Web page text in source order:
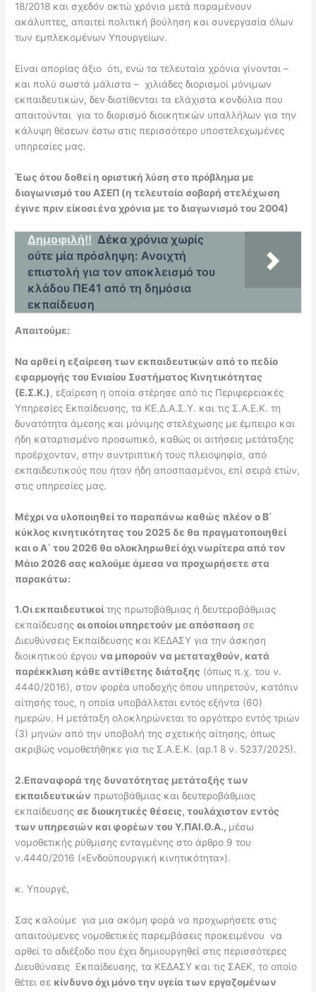
18/2018 και σχεδόν οκτώ χρόνια μετά παραμένουν
ακάλυπτες, απαιτεί πολιτική βούληση και συνεργασία όλων
των εμπλεκομένων Υπουργείων.
Είναι απορίας άξιο ότι, ενώ τα τελευταία χρόνια γίνονται –
και πολύ σωστά μάλιστα – χιλιάδες διορισμοί μόνιμων
εκπαιδευτικών, δεν διατίθενται τα ελάχιστα κονδύλια που
απαιτούνται για το διορισμό διοικητικών υπαλλήλων για την
κάλυψη θέσεων έστω στις περισσότερο υποστελεχωμένες
υπηρεσίες μας.
Έως ότου δοθεί η οριστική λύση στο πρόβλημα με
διαγωνισμό του ΑΣΕΠ (η τελευταία σοβαρή στελέχωση
έγινε πριν είκοσι ένα χρόνια με το διαγωνισμό του 2004)
Δημοφιλή!! Δέκα χρόνια χωρίς
ούτε μία πρόσληψη: Ανοιχτή
επιστολή για τον αποκλεισμό του
κλάδου ΠΕ41 από τη δημόσια
εκπαίδευση
Απαιτούμε:
Να αρθεί η εξαίρεση των εκπαιδευτικών από το πεδίο
εφαρμογής του Ενιαίου Συστήματος Κινητικότητας
(Ε.Σ.Κ.), εξαίρεση η οποία στέρησε από τις Περιφερειακές
Υπηρεσίες Εκπαίδευσης, τα ΚΕ.Δ.Α.Σ.Υ. και τις Σ.Α.Ε.Κ. τη
δυνατότητα άμεσης και μόνιμης στελέχωσης με έμπειρο και
ήδη καταρτισμένο προσωπικό, καθώς οι αιτήσεις μετάταξης
προέρχονταν, στην συντριπτική τους πλειοψηφία, από
εκπαιδευτικούς που ήταν ήδη αποσπασμένοι, επί σειρά ετών,
στις υπηρεσίες μας.
Μέχρι να υλοποιηθεί το παραπάνω καθώς πλέον ο Β΄
κύκλος κινητικότητας του 2025 δε θα πραγματοποιηθεί
και ο Α΄ του 2026 θα ολοκληρωθεί όχι νωρίτερα από τον
Μάιο 2026 σας καλούμε άμεσα να προχωρήσετε στα
παρακάτω:
1.Οι εκπαιδευτικοίτης πρωτοβάθμιας ή δευτεροβάθμιας
εκπαίδευσηςοι οποίοι υπηρετούν με απόσπασησε
Διευθύνσεις Εκπαίδευσης και ΚΕΔΑΣΥ για την άσκηση
διοικητικού έργουνα μπορούν να μεταταχθούν, κατά
παρέκκλιση κάθε αντίθετης διάταξης (όπως π.χ. του ν.
4440/2016), στον φορέα υποδοχής όπου υπηρετούν, κατόπιν
αίτησής τους, η οποία υποβάλλεται εντός εξήντα (60)
ημερών. Η μετάταξη ολοκληρώνεται το αργότερο εντός τριών
(3) μηνών από την υποβολή της σχετικής αίτησης, όπως
ακριβώς νομοθετήθηκε για τις Σ.Α.Ε.Κ. (αρ.1 8 ν. 5237/2025).
2.Επαναφορά της δυνατότητας μετάταξής των
εκπαιδευτικών πρωτοβάθμιας και δευτεροβάθμιας
εκπαίδευσης σε διοικητικές θέσεις, τουλάχιστον εντός
των υπηρεσιών και φορέων του Υ.ΠΑΙ.Θ.Α., μέσω
νομοθετικής ρύθμισης ενταγμένης στο άρθρο 9 του
ν.4440/2016 («Ενδοϋπουργική κινητικότητα»).
κ. Υπουργέ,
Σας καλούμε για μια ακόμη φορά να προχωρήσετε στις
απαιτούμενες νομοθετικές παρεμβάσεις προκειμένου να
αρθεί το αδιέξοδο που έχει δημιουργηθεί στις περισσότερες
Διευθύνσεις Εκπαίδευσης, τα ΚΕΔΑΣΥ και τις ΣΑΕΚ, το οποίο
θέτει σε κίνδυνο όχι μόνο την υγεία των εργαζομένων